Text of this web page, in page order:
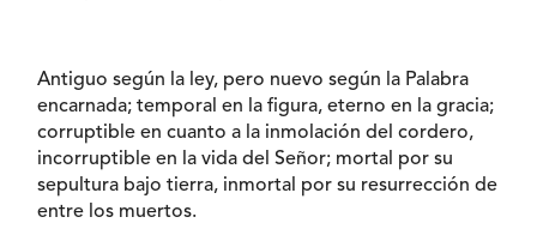
Antiguo según la ley, pero nuevo según la Palabra
encarnada; temporal en la figura, eterno en la gracia;
corruptible en cuanto a la inmolación del cordero,
incorruptible en la vida del Señor; mortal por su
sepultura bajo tierra, inmortal por su resurrección de
entre los muertos.